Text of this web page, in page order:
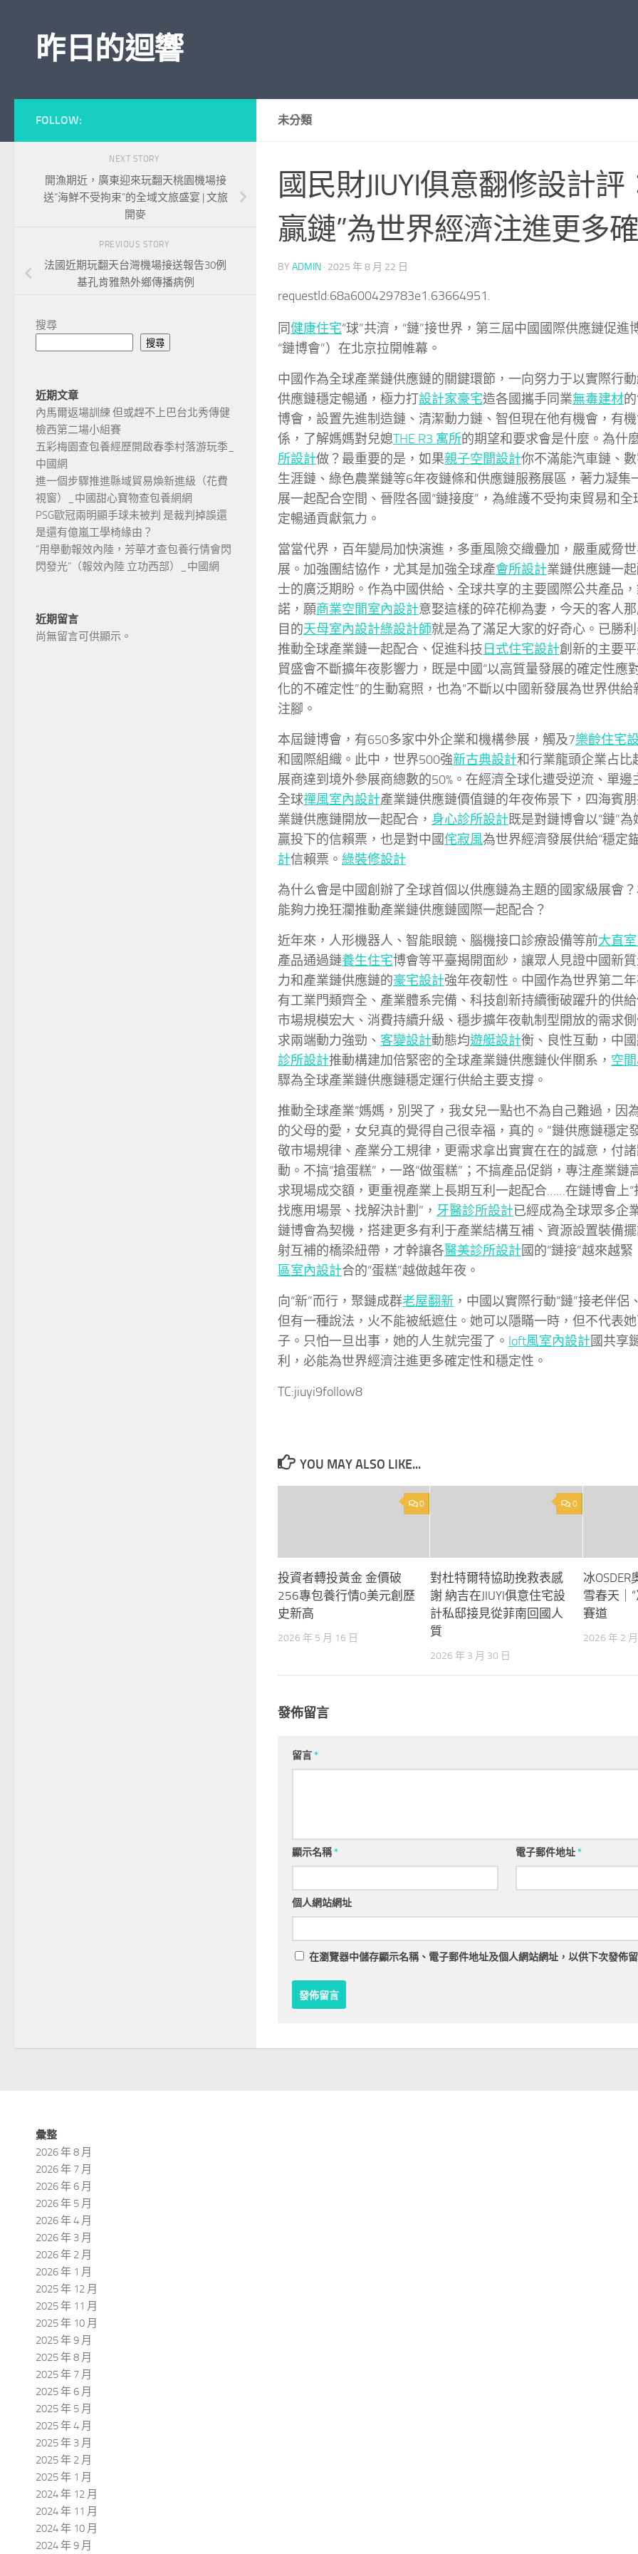
昨日的迴響
未分類
國民財JIUYI俱意翻修設計評
贏鏈”為世界經濟注進更多
BY ADMIN · 2025 年 8 月 22 日
requestId:68a600429783e1.63664951.
同健康住宅“球”共濟，“鏈”接世界，第三屆中國國際供應鏈促進
“鏈博會”）在北京拉開帷幕。
中國作為全球產業鏈供應鏈的關鍵環節，一向努力于以實際行
供應鏈穩定暢通，極力打設計家豪宅造各國攜手同業無毒建材
博會，設置先進制造鏈、清潔動力鏈、智但現在他有機會，有
係，了解媽媽對兒媳THE R3 寓所的期望和要求會是什麼。為什
所設計做？最重要的是，如果親子空間設計你不滿能汽車鏈、
生涯鏈、綠色農業鏈等6年夜鏈條和供應鏈服務展區，著力凝集
展一起配合空間、晉陞各國“鏈接度”，為維護不受拘束貿易和
定暢通貢獻氣力。
當當代界，百年變局加快演進，多重風險交織疊加，嚴重威脅
展。加強團結協作，尤其是加強全球產會所設計業鏈供應鏈一
士的廣泛期盼。作為中國供給、全球共享的主要國際公共產品
諾，願商業空間室內設計意娶這樣的碎花柳為妻，今天的客人
目的天母室內設計綠設計師就是為了滿足大家的好奇心。已勝
推動全球產業鏈一起配合、促進科技 日式住宅設計創新的主要
貿盛會不斷擴年夜影響力，既是中國“以高質量發展的確定性應
化的不確定性”的生動寫照，也為“不斷以中國新發展為世界供給
注腳。
本屆鏈博會，有650多家中外企業和機構參展，觸及7樂齡住宅
和國際組織。此中，世界500強新古典設計和行業龍頭企業占比
展商達到境外參展商總數的50%。在經濟全球化遭受逆流、單
全球禪風室內設計產業鏈供應鏈價值鏈的年夜佈景下，四海賓
業鏈供應鏈開放一起配合， 身心診所設計既是對鏈博會以“鏈”
贏投下的信賴票，也是對中國侘寂風為世界經濟發展供給“穩定
計信賴票。 綠裝修設計
為什么會是中國創辦了全球首個以供應鏈為主題的國家級展會
能夠力挽狂瀾推動產業鏈供應鏈國際一起配合？
近年來，人形機器人、智能眼鏡、腦機接口診療設備等前大直
產品通過鏈養生住宅博會等平臺揭開面紗，讓眾人見證中國新
力和產業鏈供應鏈的豪宅設計強年夜韌性。中國作為世界第二
有工業門類齊全、產業體系完備、科技創新持續衝破躍升的供
市場規模宏大、消費持續升級、穩步擴年夜軌制型開放的需求
求兩端動力強勁、 客變設計動態均遊艇設計衡、良性互動，中
診所設計推動構建加倍緊密的全球產業鏈供應鏈伙伴關系， 空
驟為全球產業鏈供應鏈穩定運行供給主要支撐。
推動全球產業“媽媽，別哭了，我女兒一點也不為自己難過，因
的父母的愛，女兒真的覺得自己很幸福，真的。”鏈供應鏈穩定
敬市場規律、產業分工規律，更需求拿出實實在在的誠意，付
動。不搞“搶蛋糕”，一路“做蛋糕”；不搞產品促銷，專注產業鏈
求現場成交額，更重視產業上長期互利一起配合……在鏈博會上
找應用場景、找解決計劃”， 牙醫診所設計已經成為全球眾多企
鏈博會為契機，搭建更多有利于產業結構互補、資源設置裝備
射互補的橋梁紐帶，才幹讓各醫美診所設計國的“鏈接”越來越
區室內設計合的“蛋糕”越做越年夜。
向“新”而行，聚鏈成群老屋翻新 ，中國以實際行動“鏈”接老伴侶
但有一種說法，火不能被紙遮住。她可以隱瞞一時，但不代表
子。只怕一旦出事，她的人生就完蛋了。 loft風室內設計國共享
利，必能為世界經濟注進更多確定性和穩定性。
TC:jiuyi9follow8
YOU MAY ALSO LIKE...
0
投資者轉投黃金 金價破
256專包養行情0美元創歷
史新高
2026 年 5 月 16 日
0
對杜特爾特協助挽救表感
謝 納吉在JIUYI俱意住宅設
計私邸接見從菲南回國人
質
2026 年 3 月 30 日
冰
雪春天｜
賽道
2026 年 2
發佈留言
留言*
顯示名稱* 電子郵件地址*
個人網站網址
在瀏覽器中儲存顯示名稱、電子郵件地址及個人網站網址，以供下次發佈
FOLLOW:
NEXT STORY
開漁期近，廣東迎來玩翻天桃園機場接
送“海鮮不受拘束”的全域文旅盛宴 | 文旅
開麥
PREVIOUS STORY
法國近期玩翻天台灣機場接送報告30例
基孔肯雅熱外鄉傳播病例
搜尋
搜尋
近期文章
內馬爾返場訓練 但或趕不上巴台北秀傳健
檢西第二場小組賽
五彩梅園查包養經歷開啟春季村落游玩季_
中國網
進一個步驟推進縣域貿易煥新進級（花費
視窗）_中國甜心寶物查包養網網
PSG歐冠兩明顯手球未被判 是裁判掉誤還
是還有億嵐工學椅緣由？
“用舉動報效內陸，芳華才查包養行情會閃
閃發光”（報效內陸 立功西部）_中國網
近期留言
尚無留言可供顯示。
彙整
2026 年 8 月
2026 年 7 月
2026 年 6 月
2026 年 5 月
2026 年 4 月
2026 年 3 月
2026 年 2 月
2026 年 1 月
2025 年 12 月
2025 年 11 月
2025 年 10 月
2025 年 9 月
2025 年 8 月
2025 年 7 月
2025 年 6 月
2025 年 5 月
2025 年 4 月
2025 年 3 月
2025 年 2 月
2025 年 1 月
2024 年 12 月
2024 年 11 月
2024 年 10 月
2024 年 9 月